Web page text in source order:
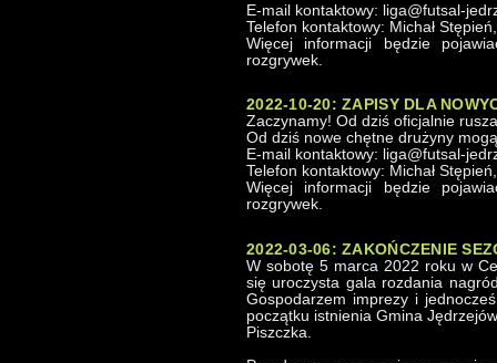
E-mail kontaktowy: liga@futsal-
Telefon kontaktowy: Michał
Więcej informacji będzie
rozgrywek.
2022-10-20: ZAPISY DLA
Zaczynamy! Od dziś oficjalnie
Od dziś nowe chętne drużyny
E-mail kontaktowy: liga@futsal-
Telefon kontaktowy: Michał
Więcej informacji będzie
rozgrywek.
2022-03-06: ZAKOŃCZENIE
W sobotę 5 marca 2022 roku w
się uroczysta gala rozdania
Gospodarzem imprezy i
początku istnienia Gmina
Piszczka.